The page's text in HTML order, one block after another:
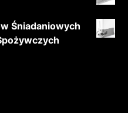
Śniadaniowych